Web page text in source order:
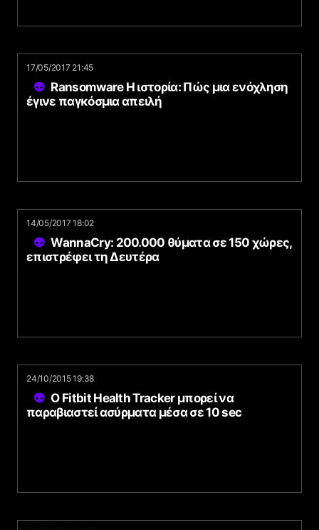
17/05/2017 21:45
Ransomware Η ιστορία: Πώς μια ενόχληση
έγινε παγκόσμια απειλή
14/05/2017 18:02
WannaCry: 200.000 θύματα σε 150 χώρες,
επιστρέφει τη Δευτέρα
24/10/2015 19:38
Ο Fitbit Health Tracker μπορεί να
παραβιαστεί ασύρματα μέσα σε 10 sec